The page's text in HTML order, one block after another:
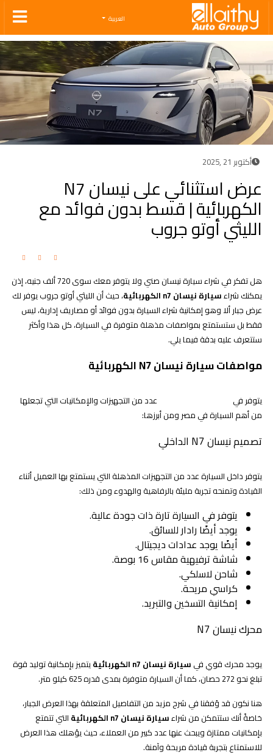
Ellaithy Auto Group
العربية
أكتوبر 21 ,2025
عرض استثنائي على نيسان N7
الكهربائية | قسط بدون فوائد مع
الليثي أوتو جروب
هل تفكر في شراء سيارة نيسان صني ولا يتوفر معك سوى 720 ألف جنيه، إذن
يمكنك شراءسيارة نيسان n7 الكهربائية
، حيث أن الليثي أوتو جروب يوفر لك
عرض جبار ألا وهو إمكانية شراء السيارة بدون فوائد أو مصاريف إدارية، ليس
فقط بل ستستمتع بمواصفات مذهلة متوفرة في السيارة، كل هذا وأكثر
ستتعرف عليه بدقة فيما يلي.
مواصفات سيارة نيسان N7 الكهربائية
يتوفر في
عدد من التجهيزات والإمكانيات التي تجعلها
من أهم السيارة في مصر ومن أبرزها:
تصميم نيسان N7 الداخلي
يتوفر داخل السيارة عدد من التجهيزات المذهلة التي يستمتع بها العميل أثناء
القيادة وتمنحه تجربة مليئة بالرفاهية والهدوء ومن ذلك:
يتوفر في السيارة تارة ذات جودة عالية.
يوجد أيضًا رادار للسائق.
أيضًا يوجد عدادات ديجيتال.
شاشة ترفيهية مقاس 16 بوصة.
شاحن لاسلكي.
كراسي مريحة.
إمكانية التسخين والتبريد.
محرك نيسان N7
يوجد محرك قوي في سيارة نيسان n7 الكهربائية
يتميز بإمكانية توليد قوة
تبلغ نحو 272 حصان، كما أن السيارة متوفرة بمدى قدره 625 كيلو متر.
هنا نكون قد وُفقنا في شرح مزيد من التفاصيل المتعلقة بهذا العرض الجبار،
خاصةً أنك ستتمكن من شراءسيارة نيسان n7 الكهربائية
التي تتمتع
بإمكانيات ممتازة ويبحث عنها عدد كبير من العملاء، حيث يؤهلك هذا العرض
للاستمتاع بتجربة قيادة مريحة وآمنة.